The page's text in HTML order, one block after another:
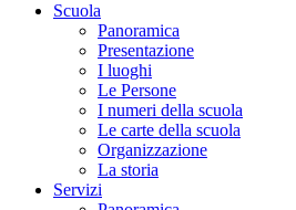
Scuola
Panoramica
Presentazione
I luoghi
Le Persone
I numeri della scuola
Le carte della scuola
Organizzazione
La storia
Servizi